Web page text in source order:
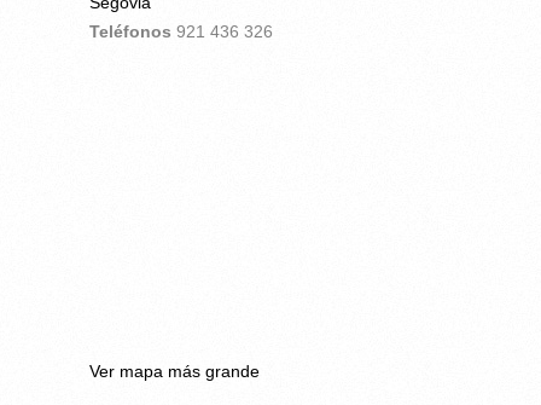
Teléfonos 921 436 326
Ver mapa más grande